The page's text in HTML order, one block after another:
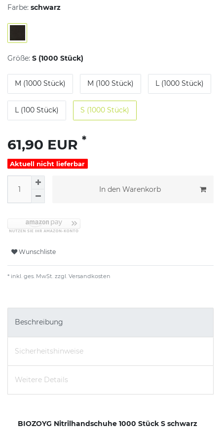
Farbe: schwarz
Größe: S (1000 Stück)
M (1000 Stück) M (100 Stück) L (1000 Stück)
L (100 Stück) S (1000 Stück)
61,90 EUR *
Aktuell nicht lieferbar
In den Warenkorb
Wunschliste
* inkl. ges. MwSt. zzgl. Versandkosten
Beschreibung
Sicherheitshinweise
Weitere Details
BIOZOYG Nitrilhandschuhe 1000 Stück S schwarz 